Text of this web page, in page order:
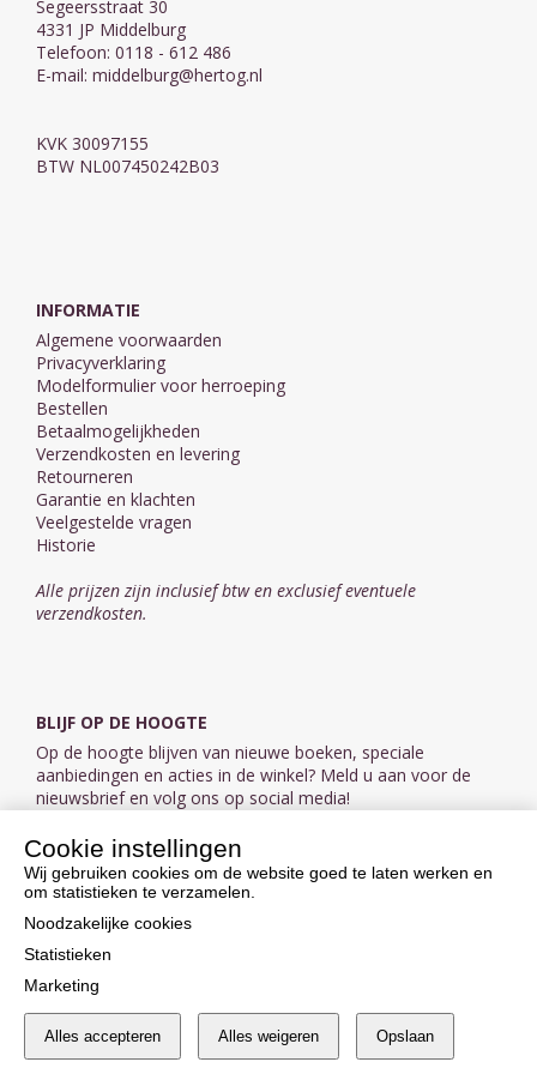
Segeersstraat 30
4331 JP Middelburg
Telefoon: 0118 - 612 486
E-mail: middelburg@hertog.nl
KVK 30097155
BTW NL007450242B03
INFORMATIE
Algemene voorwaarden
Privacyverklaring
Modelformulier voor herroeping
Bestellen
Betaalmogelijkheden
Verzendkosten en levering
Retourneren
Garantie en klachten
Veelgestelde vragen
Historie
Alle prijzen zijn inclusief btw en exclusief eventuele
verzendkosten.
BLIJF OP DE HOOGTE
Op de hoogte blijven van nieuwe boeken, speciale
aanbiedingen en acties in de winkel? Meld u aan voor de
nieuwsbrief en volg ons op social media!
Aanmelden nieuwsbrief
VOLG ONS OP SOCIAL MEDIA
Cookie instellingen
Cookie instellingen
Wij gebruiken cookies om de website goed te laten werken en
om statistieken te verzamelen.
Noodzakelijke cookies
Statistieken
Marketing
Alles accepteren Alles weigeren Opslaan